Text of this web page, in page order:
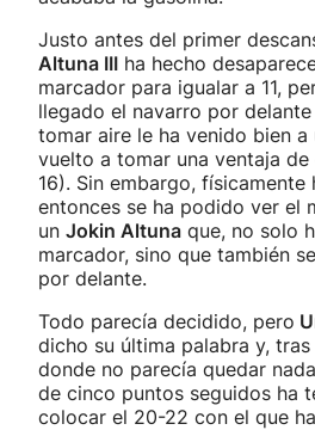
Justo antes del primer
Altuna III ha hecho
marcador para igualar a 11,
llegado el navarro por delante
tomar aire le ha venido bien a
vuelto a tomar una ventaja
16). Sin embargo,
entonces se ha podido ver el
un Jokin Altuna que, no solo
marcador, sino que también
por delante.
Todo parecía decidido, pero
dicho su última palabra y,
donde no parecía quedar
de cinco puntos seguidos ha
colocar el 20-22 con el que